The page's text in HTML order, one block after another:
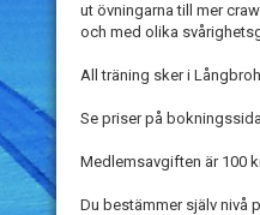
ut övningarna till mer
och med olika
All träning sker i
Se priser på
Medlemsavgiften är 100
Du bestämmer själv nivå